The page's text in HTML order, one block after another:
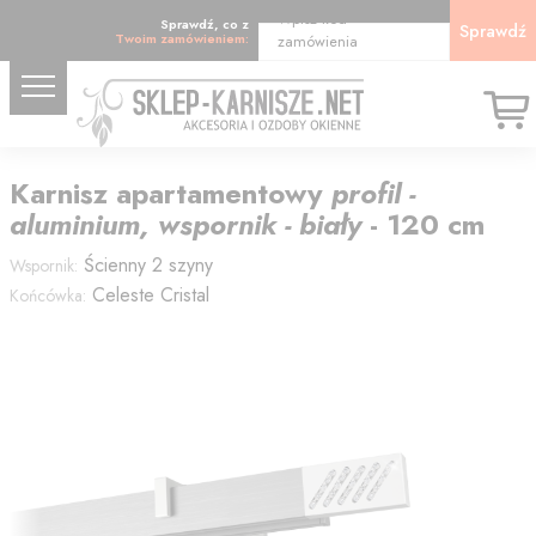
Sprawdź, co z
Twoim zamówieniem:
Wpisz kod
zamówienia
Sprawdź
Karnisz apartamentowy profil -
aluminium, wspornik - biały- 120 cm
Wspornik: Ścienny 2 szyny
Końcówka: Celeste Cristal